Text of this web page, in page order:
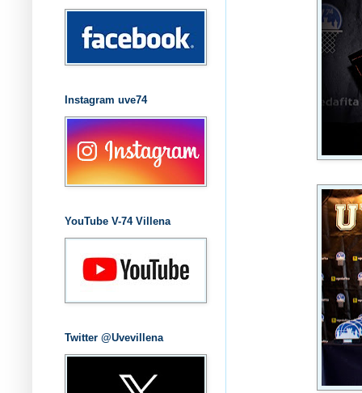
Instagram uve74
YouTube V-74 Villena
Twitter @Uvevillena